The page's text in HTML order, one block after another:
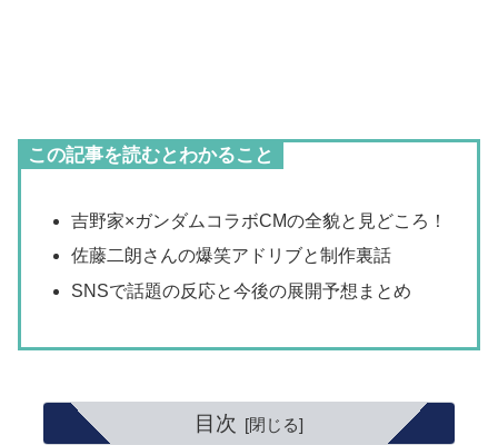
この記事を読むとわかること
吉野家×ガンダムコラボCMの全貌と見どころ！
佐藤二朗さんの爆笑アドリブと制作裏話
SNSで話題の反応と今後の展開予想まとめ
目次